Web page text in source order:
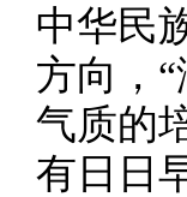
中华民
方向，
气质的
有日日